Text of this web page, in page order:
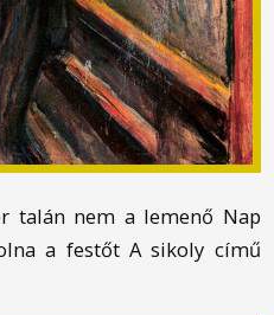
talán nem a lemenő Nap
a festőt A sikoly című